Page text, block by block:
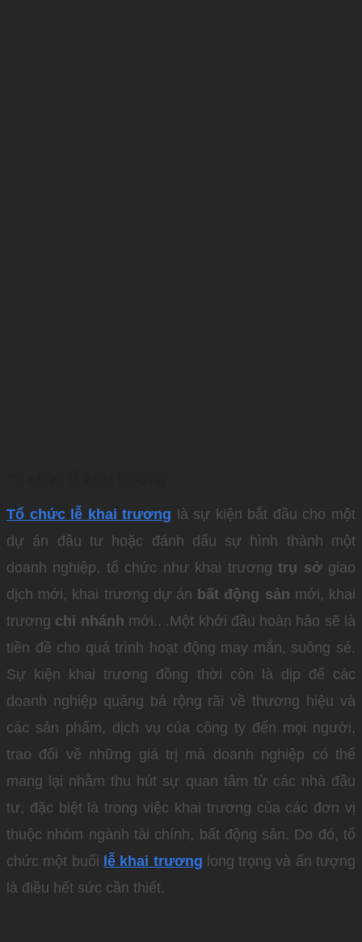
Tổ chức lễ khai trương là sự kiện bắt đầu cho một
dự án đầu tư hoặc đánh dấu sự hình thành một
doanh nghiệp, tổ chức như khai trươngtrụ sởgiao
dịch mới, khai trương dự án bất động sản mới, khai
trương chi nhánh mới.. .Một khởi đầu hoàn hảo sẽ là
tiền đề cho quá trình hoạt động may mắn, suông sẻ.
Sự kiện khai trương đồng thời còn là dịp để các
doanh nghiệp quảng bá rộng rãi về thương hiệu và
các sản phẩm, dịch vụ của công ty đến mọi người,
trao đổi về những giá trị mà doanh nghiệp có thể
mang lại nhằm thu hút sự quan tâm từ các nhà đầu
tư, đặc biệt là trong việc khai trương của các đơn vị
thuộc nhóm ngành tài chính, bất động sản. Do đó, tổ
chức một buổi lễ khai trương long trọng và ấn tượng
là điều hết sức cần thiết.